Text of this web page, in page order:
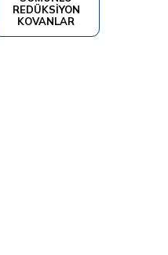
REDÜKSIYON
KOVANLAR